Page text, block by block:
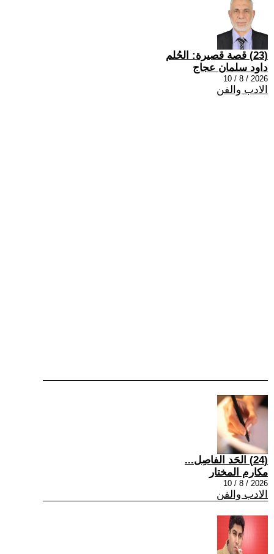
(23) قصة قصيرة: الحُلم
داود سلمان عجاج
2026 / 8 / 10
الادب والفن
(24) الحَد الفاصِل...
مكارم المختار
2026 / 8 / 10
الادب والفن